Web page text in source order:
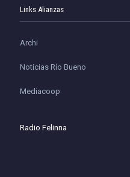
Links Alianzas
Archi
Noticias Río Bueno
Mediacoop
Radio Felinna